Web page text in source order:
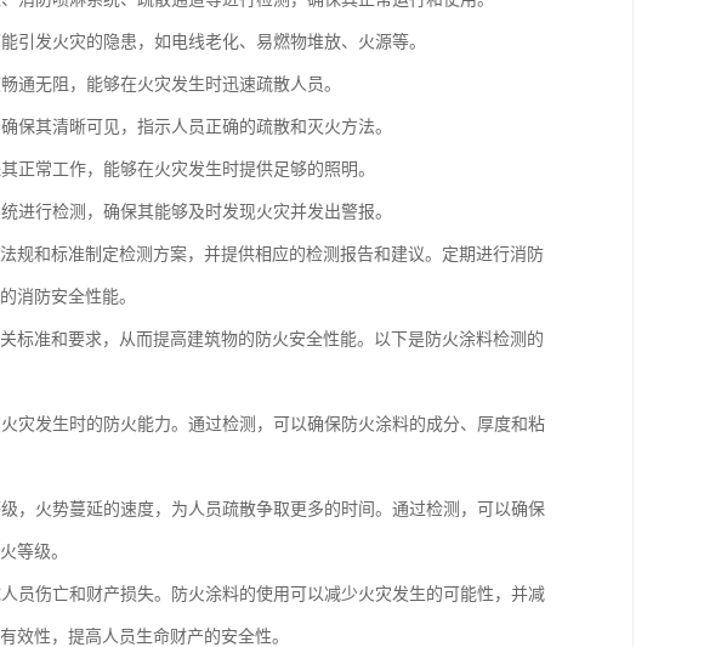
引发火灾的隐患，如电线老化、易燃物堆放、火源等。
通无阻，能够在火灾发生时迅速疏散人员。
保其清晰可见，指示人员正确的疏散和灭火方法。
正常工作，能够在火灾发生时提供足够的照明。
进行检测，确保其能够及时发现火灾并发出警报。
规和标准制定检测方案，并提供相应的检测报告和建议。定期进行消防
消防安全性能。
标准和要求，从而提高建筑物的防火安全性能。以下是防火涂料检测的
灾发生时的防火能力。通过检测，可以确保防火涂料的成分、厚度和粘
，火势蔓延的速度，为人员疏散争取更多的时间。通过检测，可以确保
等级。
员伤亡和财产损失。防火涂料的使用可以减少火灾发生的可能性，并减
效性，提高人员生命财产的安全性。